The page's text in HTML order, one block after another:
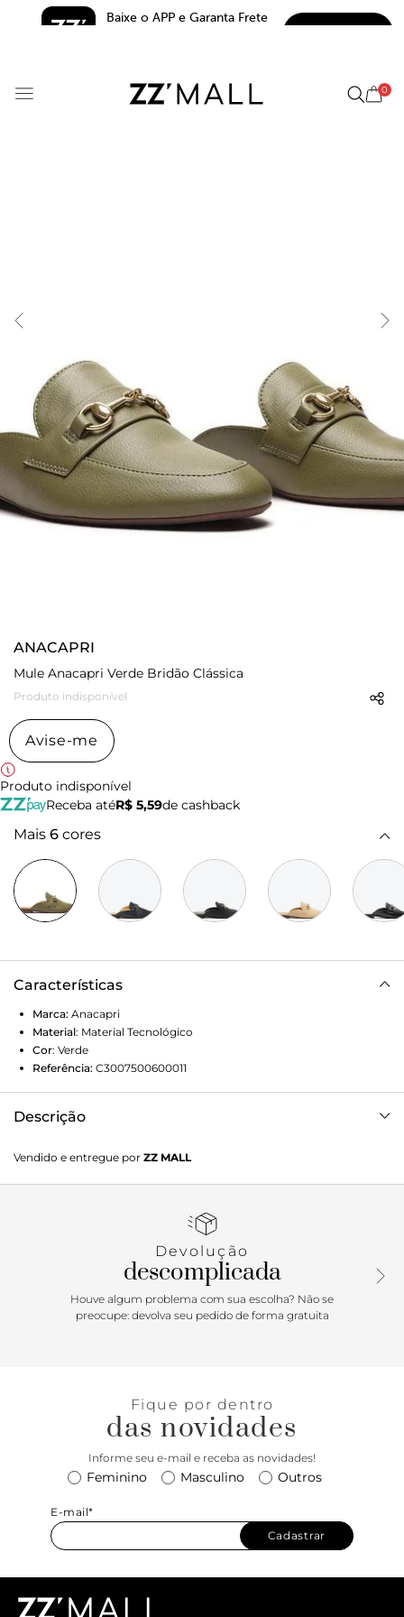
Baixe o APP e Garanta Frete
0
ANACAPRI
Mule Anacapri Verde Bridão Clássica
Produto indisponível
Avise-me
Produto indisponível
Receba atéR$ 5,59de cashback
Mais 6 cores
Características
Marca: Anacapri
Material: Material Tecnológico
Cor: Verde
Referência: C3007500600011
Descrição
Fechada, traz recorte lateral na gáspea e aplicação de tira
com bridão metálico. Aberta no calcanhar, tem costura
aquele sapato que te deixa mega elegante sem esforço!
com alfaiataria, bem estiloso e trendy! Combine bermuda
oversized e camisa soltinha e aposte ainda em acessórios
em animal print. Vai arrasar real!
Vendido e entregue por ZZ MALL
Devolução
descomplicada
Houve algum problema com sua escolha? Não se
preocupe: devolva seu pedido de forma gratuita
Fique por dentro
das novidades
Informe seu e-mail e receba as novidades!
Feminino Masculino Outros
E-mail*
Cadastrar